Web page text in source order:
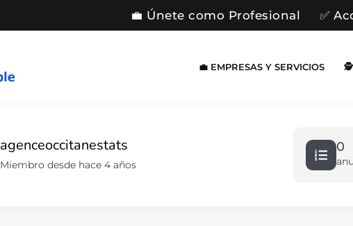
💼 Únete como Profesional ✅
💼 EMPRESAS Y SERVICIOS 🕵️
agenceoccitanestats
Miembro desde hace 4 años
0